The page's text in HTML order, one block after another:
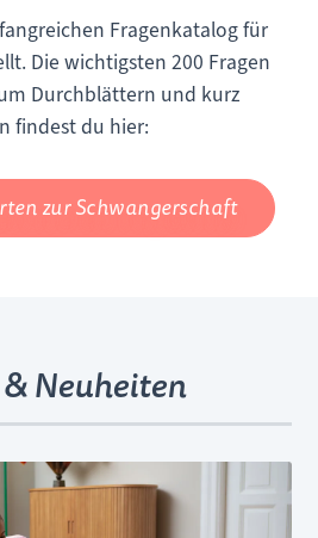
Fragenkatalog für
Die wichtigsten 200 Fragen
Durchblättern und kurz
findest du hier:
zur Schwangerschaft
Neuheiten